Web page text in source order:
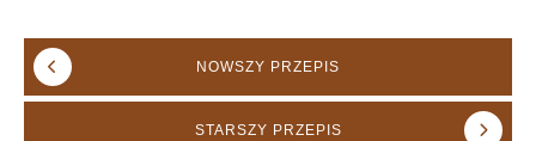
NOWSZY PRZEPIS
STARSZY PRZEPIS